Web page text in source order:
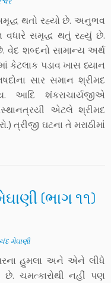
થતો રહ્યો છે. અનુભવ
સમૃદ્ધ થતું રહ્યું છે.
વેદ શબ્દનો સામાન્ય અર્થ
કેટલાક પડાવ ખાસ ધ્યાન
સાર સમાન શ્રીમદ
આદિ શંકરાચાર્યજીએ
એટલે શ્રીમદ
ત્રીજી ઘટના તે મરાઠીમાં
(ભાગ ૧૧)
મેઘાણી
હુમલા અને એને લીધે
છે. ચમત્કારોથી નહીં પણ